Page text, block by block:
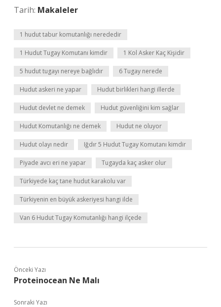
Tarih: Makaleler
1 hudut tabur komutanlığı nerededir
1 Hudut Tugay Komutanı kimdir 1 Kol Asker Kaç Kişidir
5 hudut tugayı nereye bağlıdır 6 Tugay nerede
Hudut askeri ne yapar Hudut birlikleri hangi illerde
Hudut devlet ne demek Hudut güvenliğini kim sağlar
Hudut Komutanlığı ne demek Hudut ne oluyor
Hudut olayı nedir Iğdır 5 Hudut Tugay Komutanı kimdir
Piyade avcı eri ne yapar Tugayda kaç asker olur
Türkiyede kaç tane hudut karakolu var
Türkiyenin en büyük askeriyesi hangi ilde
Van 6 Hudut Tugay Komutanlığı hangi ilçede
Önceki Yazı
Proteinocean Ne Malı
Sonraki Yazı